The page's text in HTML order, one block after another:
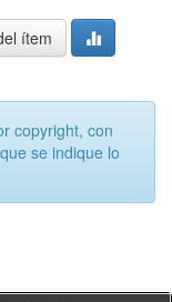
ítem
copyright, con
se indique lo